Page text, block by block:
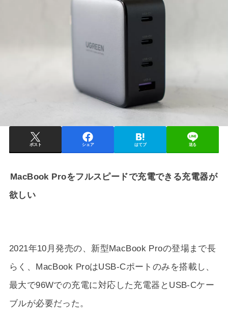
ポスト シェア はてブ 送る
MacBook Proをフルスピードで充電できる充電器が
欲しい
2021年10月発売の、新型MacBook Proの登場まで長
らく、MacBook ProはUSB-Cポートのみを搭載し、
最大で96Wでの充電に対応した充電器とUSB-Cケー
ブルが必要だった。